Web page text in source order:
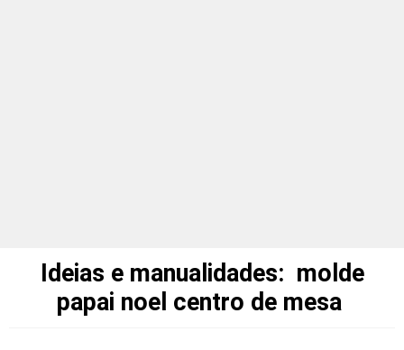
Ideias e manualidades: molde
papai noel centro de mesa